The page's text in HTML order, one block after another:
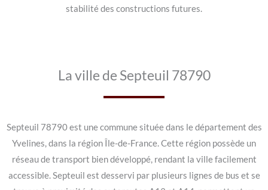
stabilité des constructions futures.
La ville de Septeuil 78790
Septeuil 78790 est une commune située dans le département des
Yvelines, dans la région Île-de-France. Cette région possède un
réseau de transport bien développé, rendant la ville facilement
accessible. Septeuil est desservi par plusieurs lignes de bus et se